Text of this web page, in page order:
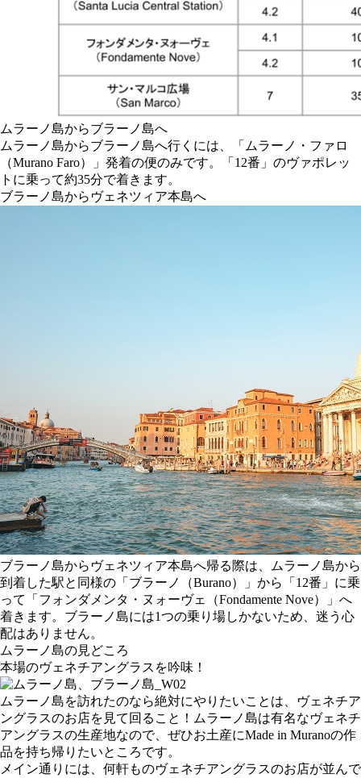
ムラーノ島からブラーノ島へ
ムラーノ島からブラーノ島へ行くには、「ムラーノ・ファロ
（Murano Faro）」発着の便のみです。「12番」のヴァポレッ
トに乗って約35分で着きます。
ブラーノ島からヴェネツィア本島へ
ブラーノ島からヴェネツィア本島へ帰る際は、ムラーノ島から
到着した駅と同様の「ブラーノ（Burano）」から「12番」に乗
って「フォンダメンタ・ヌォーヴェ（Fondamente Nove）」へ
着きます。ブラーノ島には1つの乗り場しかないため、迷う心
配はありません。
ムラーノ島の見どころ
本場のヴェネチアングラスを吟味！
ムラーノ島を訪れたのなら絶対にやりたいことは、ヴェネチア
ングラスのお店を見て回ること！ムラーノ島は有名なヴェネチ
アングラスの生産地なので、ぜひお土産にMade in Muranoの作
品を持ち帰りたいところです。
メイン通りには、何軒ものヴェネチアングラスのお店が並んで